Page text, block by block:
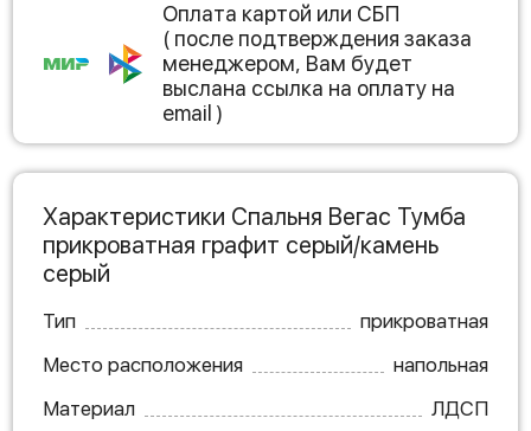
Оплата картой или СБП
( после подтверждения заказа
менеджером, Вам будет
выслана ссылка на оплату на
email )
Характеристики Спальня Вегас Тумба
прикроватная графит серый/камень
серый
Тип
прикроватная
Место расположения
напольная
Материал
ЛДСП